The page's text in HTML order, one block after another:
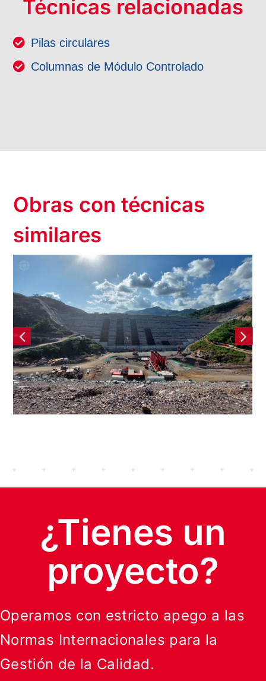
Técnicas relacionadas
Pilas circulares
Columnas de Módulo Controlado
Obras con técnicas
similares
Presa Santa María
¿Tienes un
proyecto?
Operamos con estricto apego a las
Normas Internacionales para la
Gestión de la Calidad.